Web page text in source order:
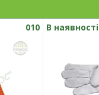
010 В наявності